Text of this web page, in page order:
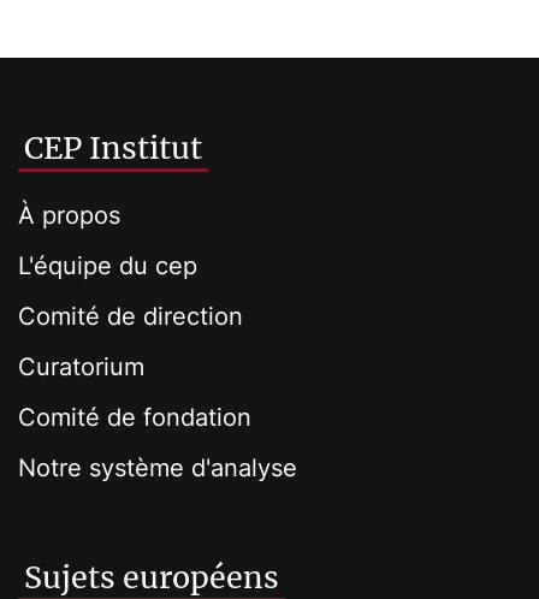
CEP Institut
À propos
L'équipe du cep
Comité de direction
Curatorium
Comité de fondation
Notre système d'analyse
Sujets européens